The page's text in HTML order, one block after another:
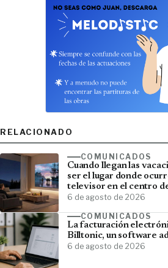
RELACIONADO
COMUNICADOS
Cuando llegan las
ser el lugar donde
televisor en el centro
6 de agosto de 2026
COMUNICADOS
La facturación
Billtonic, un software
6 de agosto de 2026